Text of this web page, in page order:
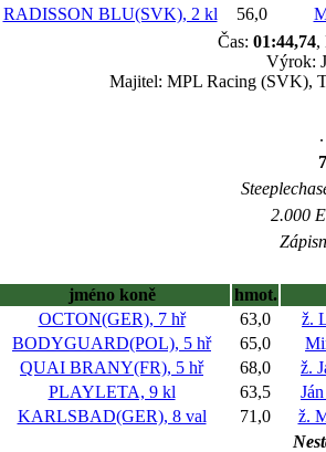
RADISSON BLU(SVK), 2 kl 56,0
Čas: 01:44,74,
Výrok:
Majitel: MPL Racing (SVK),
2.000
jméno koně
hmot.
OCTON(GER), 7 hř 63,0
ž.
BODYGUARD(POL), 5 hř 65,0
QUAI BRANY(FR), 5 hř 68,0
ž.
PLAYLETA, 9 kl 63,5
KARLSBAD(GER), 8 val 71,0
ž.